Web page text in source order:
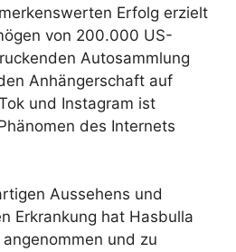
Erfolg erzielt
von 200.000 US-
Autosammlung
Anhängerschaft auf
und Instagram ist
des Internets
Aussehens und
Erkrankung hat Hasbulla
und zu